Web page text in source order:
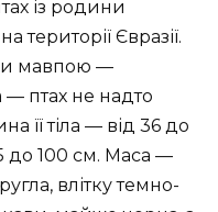
із родини
терито­рії Євразії.
мавпою —
— птах не надто
її тіла — від 36 до
до 100 см. Маса —
влітку темно-